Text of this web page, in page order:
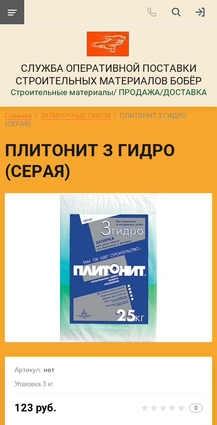
СЛУЖБА ОПЕРАТИВНОЙ ПОСТАВКИ
СТРОИТЕЛЬНЫХ МАТЕРИАЛОВ БОБЁР
Строительные материалы/ ПРОДАЖА/ДОСТАВКА
Главная
  /
ЗАТИРОЧНЫЕ СМЕСИ
  /  ПЛИТОНИТ З ГИДРО
(СЕРАЯ)
ПЛИТОНИТ З ГИДРО
(СЕРАЯ)
Артикул: нет
Упаковка 3 кг
123 руб. 0